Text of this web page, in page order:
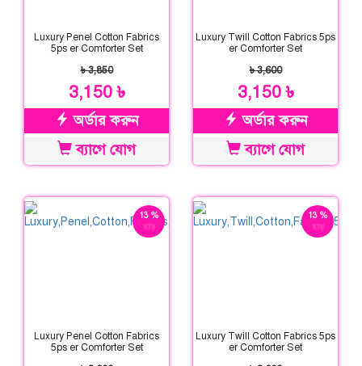
Luxury Penel Cotton Fabrics
5ps er Comforter Set
৳ 3,850
3,150 ৳
অর্ডার করুন
ব্যাগে যোগ
Luxury Twill Cotton Fabrics 5ps
er Comforter Set
৳ 3,600
3,150 ৳
অর্ডার করুন
ব্যাগে যোগ
13 %
ছাড়
Luxury Penel Cotton Fabrics
5ps er Comforter Set
13 %
ছাড়
Luxury Twill Cotton Fabrics 5ps
er Comforter Set